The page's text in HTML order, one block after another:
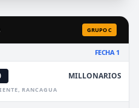
GRUPO C
FECHA 1
MILLONARIOS
RANCAGUA